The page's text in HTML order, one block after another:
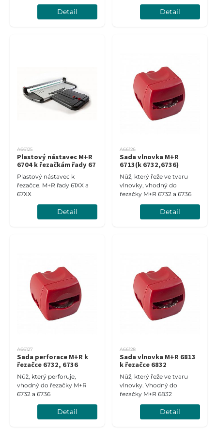
Detail Detail
A66125
Plastový nástavec M+R
6704 k řezačkám řady 67
Plastový nástavec k
řezačce. M+R řady 61XX a
67XX
Detail
A66126
Sada vlnovka M+R
6713(k 6732,6736)
Nůž, který řeže ve tvaru
vlnovky, vhodný do
řezačky M+R 6732 a 6736
Detail
A66127
Sada perforace M+R k
řezačce 6732, 6736
Nůž, který perforuje,
vhodný do řezačky M+R
6732 a 6736
Detail
A66128
Sada vlnovka M+R 6813
k řezačce 6832
Nůž, který řeže ve tvaru
vlnovky. Vhodný do
řezačky M+R 6832
Detail